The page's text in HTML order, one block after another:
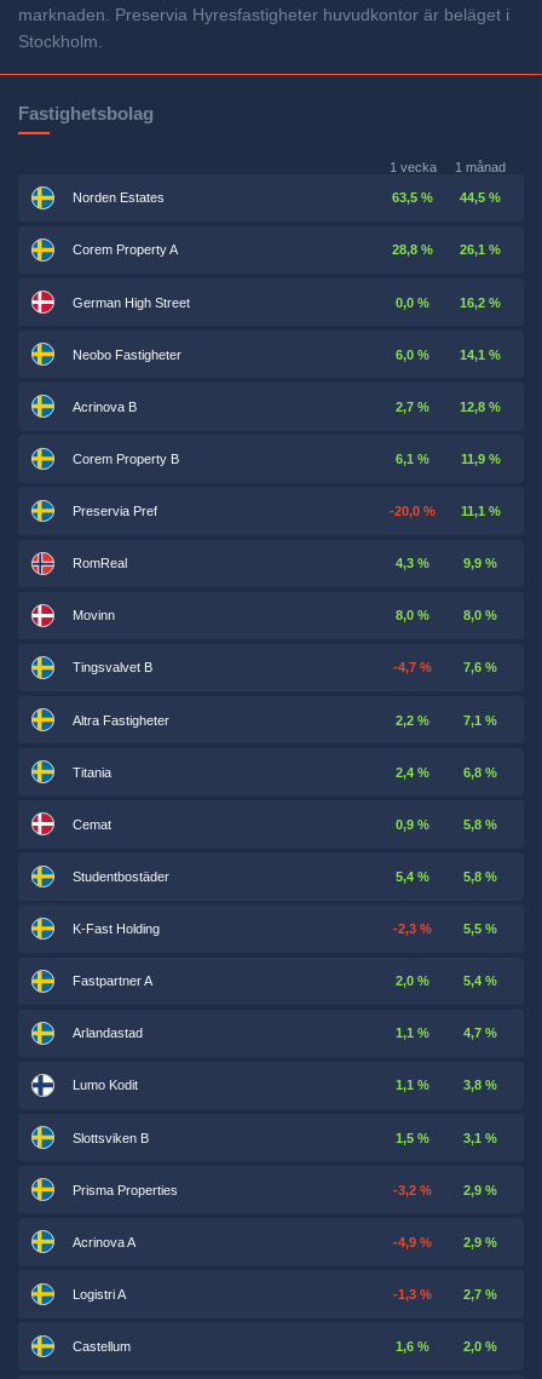
marknaden. Preservia Hyresfastigheter huvudkontor är beläget i
Stockholm.
Fastighetsbolag
1 vecka 1 månad
Norden Estates 63,5 % 44,5 %
Corem Property A 28,8 % 26,1 %
German High Street 0,0 % 16,2 %
Neobo Fastigheter 6,0 % 14,1 %
Acrinova B 2,7 % 12,8 %
Corem Property B 6,1 % 11,9 %
Preservia Pref -20,0 % 11,1 %
RomReal 4,3 % 9,9 %
Movinn 8,0 % 8,0 %
Tingsvalvet B -4,7 % 7,6 %
Altra Fastigheter 2,2 % 7,1 %
Titania 2,4 % 6,8 %
Cemat 0,9 % 5,8 %
Studentbostäder 5,4 % 5,8 %
K-Fast Holding -2,3 % 5,5 %
Fastpartner A 2,0 % 5,4 %
Arlandastad 1,1 % 4,7 %
Lumo Kodit 1,1 % 3,8 %
Slottsviken B 1,5 % 3,1 %
Prisma Properties -3,2 % 2,9 %
Acrinova A -4,9 % 2,9 %
Logistri A -1,3 % 2,7 %
Castellum 1,6 % 2,0 %